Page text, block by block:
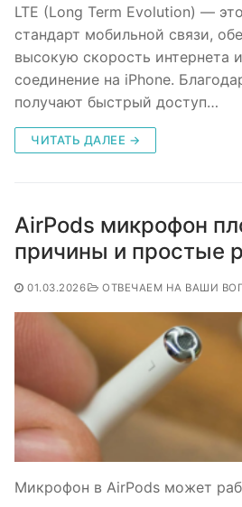
LTE (Long Term Evolution) —
стандарт мобильной связи,
высокую скорость интернета
соединение на iPhone.
получают быстрый доступ…
ЧИТАТЬ ДАЛЕЕ →
AirPods микрофон
причины и простые
01.03.2026 ОТВЕЧАЕМ НА ВАШИ
Микрофон в AirPods может